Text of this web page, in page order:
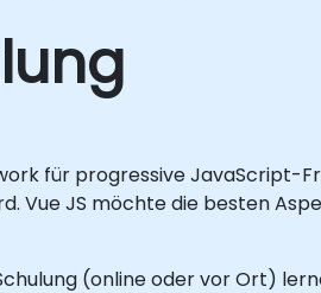
für progressive JavaScript-
Vue JS möchte die besten
(online oder vor Ort)